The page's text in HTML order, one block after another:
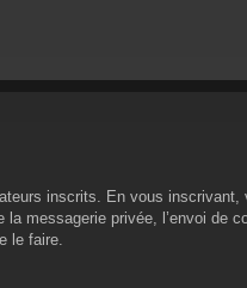
inscrits. En vous
messagerie privée, l’envoi de
le faire.